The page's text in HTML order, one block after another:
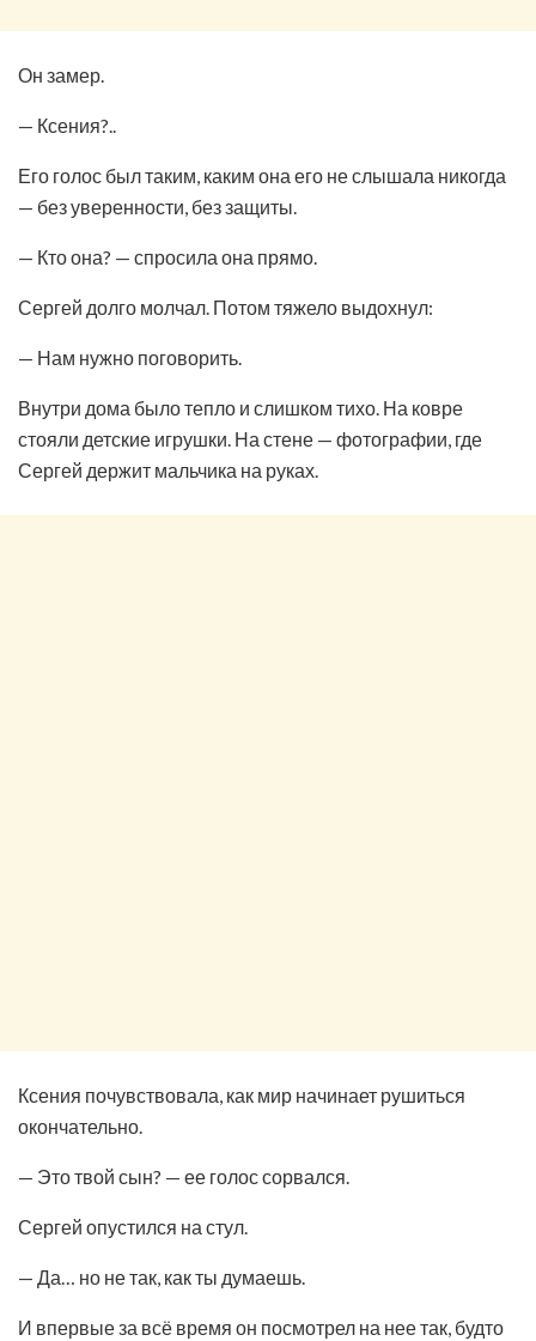
Он замер.
— Ксения?..
Его голос был таким, каким она его не слышала никогда
— без уверенности, без защиты.
— Кто она? — спросила она прямо.
Сергей долго молчал. Потом тяжело выдохнул:
— Нам нужно поговорить.
Внутри дома было тепло и слишком тихо. На ковре
стояли детские игрушки. На стене — фотографии, где
Сергей держит мальчика на руках.
Ксения почувствовала, как мир начинает рушиться
окончательно.
— Это твой сын? — ее голос сорвался.
Сергей опустился на стул.
— Да… но не так, как ты думаешь.
И впервые за всё время он посмотрел на нее так, будто